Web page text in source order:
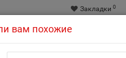
Закладки 0
вам похожие